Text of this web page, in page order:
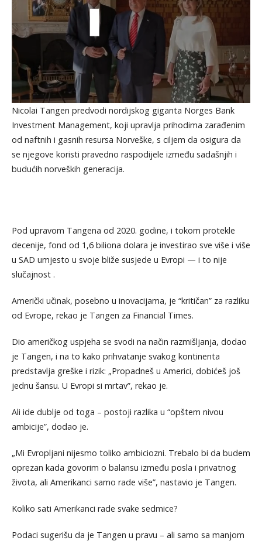
Nicolai Tangen predvodi nordijskog giganta Norges Bank
Investment Management, koji upravlja prihodima zarađenim
od naftnih i gasnih resursa Norveške, s ciljem da osigura da
se njegove koristi pravedno raspodijele između sadašnjih i
budućih norveških generacija.
Pod upravom Tangena od 2020. godine, i tokom protekle
decenije, fond od 1,6 biliona dolara je investirao sve više i više
u SAD umjesto u svoje bliže susjede u Evropi — i to nije
slučajnost .
Američki učinak, posebno u inovacijama, je “kritičan” za razliku
od Evrope, rekao je Tangen za Financial Times.
Dio američkog uspjeha se svodi na način razmišljanja, dodao
je Tangen, i na to kako prihvatanje svakog kontinenta
predstavlja greške i rizik: „Propadneš u Americi, dobićeš još
jednu šansu. U Evropi si mrtav”, rekao je.
Ali ide dublje od toga – postoji razlika u “opštem nivou
ambicije”, dodao je.
„Mi Evropljani nijesmo toliko ambiciozni. Trebalo bi da budem
oprezan kada govorim o balansu između posla i privatnog
života, ali Amerikanci samo rade više”, nastavio je Tangen.
Koliko sati Amerikanci rade svake sedmice?
Podaci sugerišu da je Tangen u pravu – ali samo sa manjom